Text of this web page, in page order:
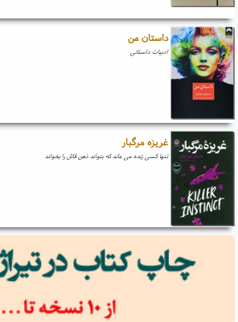
داستان من
ادبیات داستانی
غریزه مرگبار
تنها کسی زنده می ماند که بتواند ذهن قاتل را بخواند